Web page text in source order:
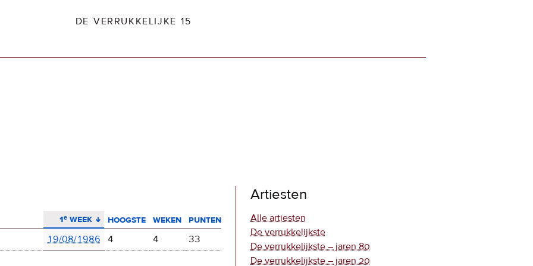
DE VERRUKKELIJKE 15
1ᵉ week
aflopend sorteren hoogste weken
punten
19/08/1986 4 4
33
Artiesten
Alle artiesten
De verrukkelijkste
De verrukkelijkste – jaren 80
De verrukkelijkste – jaren 20